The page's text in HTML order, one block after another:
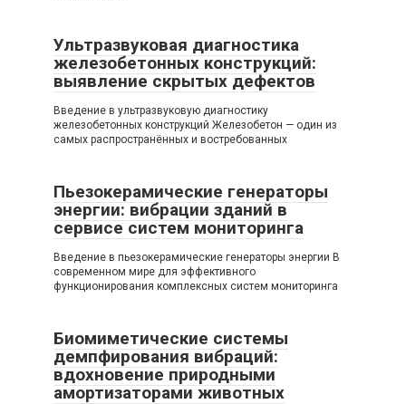
Ультразвуковая диагностика
железобетонных конструкций:
выявление скрытых дефектов
Введение в ультразвуковую диагностику
железобетонных конструкций Железобетон — один из
самых распространённых и востребованных
Пьезокерамические генераторы
энергии: вибрации зданий в
сервисе систем мониторинга
Введение в пьезокерамические генераторы энергии В
современном мире для эффективного
функционирования комплексных систем мониторинга
Биомиметические системы
демпфирования вибраций:
вдохновение природными
амортизаторами животных